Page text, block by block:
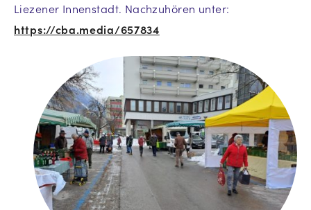
Liezener Innenstadt. Nachzuhören unter:
https://cba.media/657834